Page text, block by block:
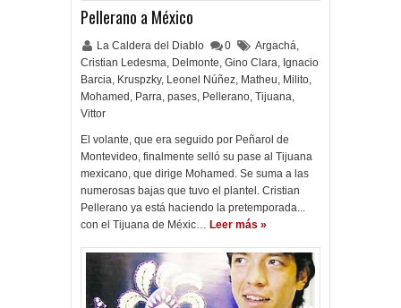
Pellerano a México
La Caldera del Diablo 0 Argachá,
Cristian Ledesma, Delmonte, Gino Clara, Ignacio
Barcia, Kruspzky, Leonel Núñez, Matheu, Milito,
Mohamed , Parra, pases, Pellerano, Tijuana,
Vittor
El volante, que era seguido por Peñarol de
Montevideo, finalmente selló su pase al Tijuana
mexicano, que dirige Mohamed. Se suma a las
numerosas bajas que tuvo el plantel. Cristian
Pellerano ya está haciendo la pretemporada...
con el Tijuana de Méxic… Leer más »